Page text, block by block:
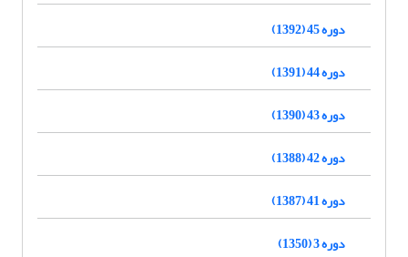
دوره 45 (1392)
دوره 44 (1391)
دوره 43 (1390)
دوره 42 (1388)
دوره 41 (1387)
دوره 3 (1350)